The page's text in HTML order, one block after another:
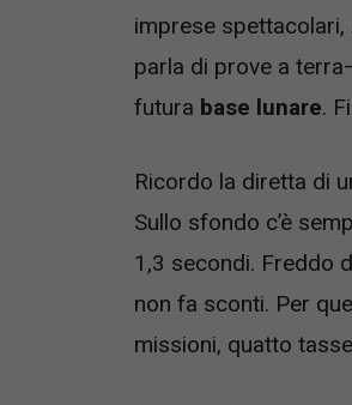
imprese
parla di prove a
futura base lunare.
Ricordo la diretta di
Sullo sfondo c’è
1,3 secondi. Freddo
non fa sconti. Per
missioni, quatto